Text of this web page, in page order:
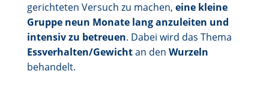
gerichteten Versuch zu machen, eine kleine
Gruppe neun Monate lang anzuleiten und
intensiv zu betreuen. Dabei wird das Thema
Essverhalten/Gewichtan den Wurzeln
behandelt.